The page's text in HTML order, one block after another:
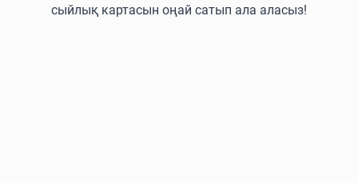
сыйлық картасын оңай сатып ала аласыз!